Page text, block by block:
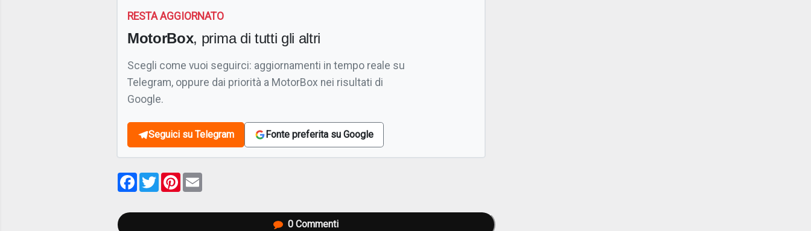
RESTA AGGIORNATO
MotorBox, prima di tutti gli altri
Scegli come vuoi seguirci: aggiornamenti in tempo reale su
Telegram, oppure dai priorità a MotorBox nei risultati di
Google.
Seguici su Telegram Fonte preferita su Google
Facebook
TwitterPinterest
0 Commenti